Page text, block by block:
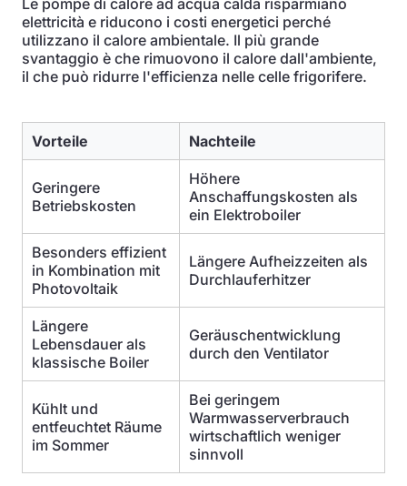
Le pompe di calore ad acqua calda risparmiano
elettricità e riducono i costi energetici perché
utilizzano il calore ambientale. Il più grande
svantaggio è che rimuovono il calore dall'ambiente,
il che può ridurre l'efficienza nelle celle frigorifere.
Vorteile Nachteile
Geringere
Betriebskosten
Höhere
Anschaffungskosten als
ein Elektroboiler
Besonders effizient
in Kombination mit
Photovoltaik
Längere Aufheizzeiten als
Durchlauferhitzer
Längere
Lebensdauer als
klassische Boiler
Geräuschentwicklung
durch den Ventilator
Kühlt und
entfeuchtet Räume
im Sommer
Bei geringem
Warmwasserverbrauch
wirtschaftlich weniger
sinnvoll